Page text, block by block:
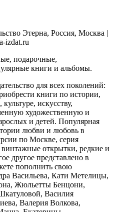
Этерна, Россия, Москва |
izdat.ru
подарочные,
книги и альбомы.
для всех поколений:
книги по истории,
искусству,
художественную и
и детей. Популярная
любви и любовь в
по Москве, серия
открытки, редкие и
другое представлено в
пополнить свою
Васильева, Кати Метелицы,
Жюльетты Бенцони,
Василия
Валерия Волкова,